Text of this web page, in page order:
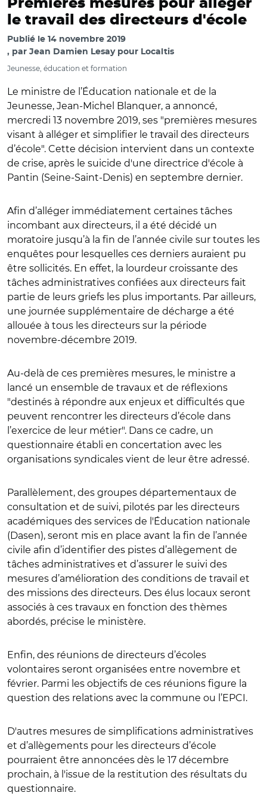
Premières mesures pour alléger
le travail des directeurs d'école
Publié le 14 novembre 2019
par Jean Damien Lesay pour Localtis
Jeunesse, éducation et formation
Le ministre de l’Éducation nationale et de la
Jeunesse, Jean-Michel Blanquer, a annoncé,
mercredi 13 novembre 2019, ses "premières mesures
visant à alléger et simplifier le travail des directeurs
d’école". Cette décision intervient dans un contexte
de crise, après le suicide d'une directrice d'école à
Pantin (Seine-Saint-Denis) en septembre dernier.
Afin d’alléger immédiatement certaines tâches
incombant aux directeurs, il a été décidé un
moratoire jusqu’à la fin de l’année civile sur toutes les
enquêtes pour lesquelles ces derniers auraient pu
être sollicités. En effet, la lourdeur croissante des
tâches administratives confiées aux directeurs fait
partie de leurs griefs les plus importants. Par ailleurs,
une journée supplémentaire de décharge a été
allouée à tous les directeurs sur la période
novembre-décembre 2019.
Au-delà de ces premières mesures, le ministre a
lancé un ensemble de travaux et de réflexions
"destinés à répondre aux enjeux et difficultés que
peuvent rencontrer les directeurs d’école dans
l’exercice de leur métier". Dans ce cadre, un
questionnaire établi en concertation avec les
organisations syndicales vient de leur être adressé.
Parallèlement, des groupes départementaux de
consultation et de suivi, pilotés par les directeurs
académiques des services de l'Éducation nationale
(Dasen), seront mis en place avant la fin de l’année
civile afin d’identifier des pistes d’allègement de
tâches administratives et d’assurer le suivi des
mesures d’amélioration des conditions de travail et
des missions des directeurs. Des élus locaux seront
associés à ces travaux en fonction des thèmes
abordés, précise le ministère.
Enfin, des réunions de directeurs d’écoles
volontaires seront organisées entre novembre et
février. Parmi les objectifs de ces réunions figure la
question des relations avec la commune ou l’EPCI.
D'autres mesures de simplifications administratives
et d’allègements pour les directeurs d’école
pourraient être annoncées dès le 17 décembre
prochain, à l'issue de la restitution des résultats du
questionnaire.